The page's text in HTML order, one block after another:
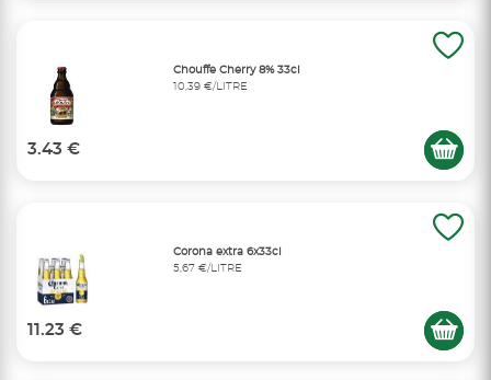
Chouffe Cherry 8% 33cl
10,39 €/LITRE
3.43 €
Corona extra 6x33cl
5,67 €/LITRE
11.23 €